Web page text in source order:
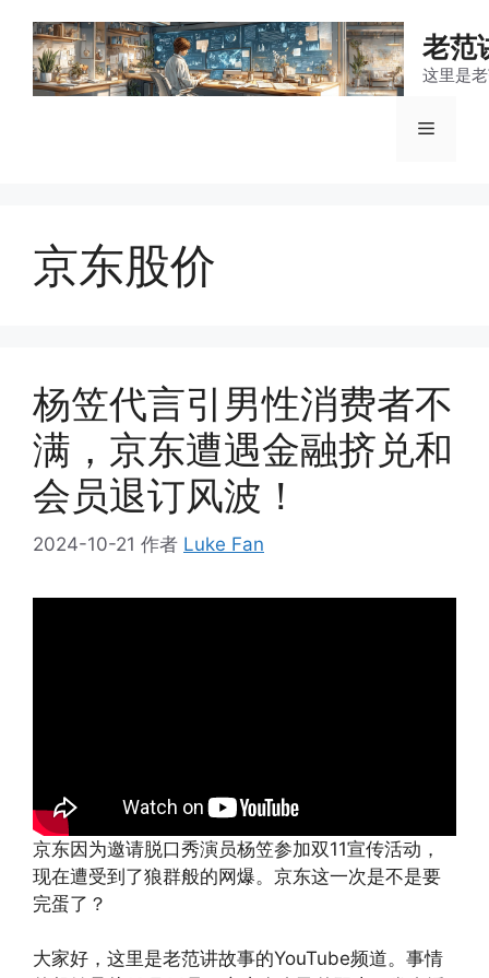
老范
这里是
菜
京东股价
杨笠代言引男性消费者不
满，京东遭遇金融挤兑和
会员退订风波！
2024-10-21 作者 Luke Fan
京东因为邀请脱口秀演员杨笠参加双11宣传活动，
现在遭受到了狼群般的网爆。京东这一次是不是要
完蛋了？
大家好，这里是老范讲故事的YouTube频道。事情